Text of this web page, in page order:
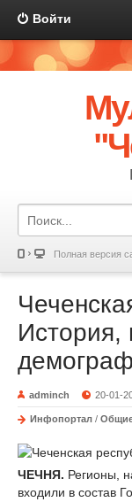
Войти
Полная версия
История,
adminch 20-01-
Инфопортал /
ЧЕЧНЯ. Регионы,
входили в состав